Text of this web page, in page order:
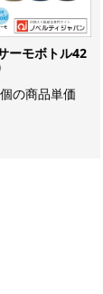
ーモボトル42
の商品単価